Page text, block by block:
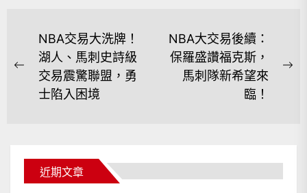
章Previous
post:
NBA交易大洗牌！
湖人、馬刺史詩級
交易震驚聯盟，勇
士陷入困境
NBA大交易後續：
保羅盛讚福克斯，
馬刺隊新希望來
臨！
近期文章